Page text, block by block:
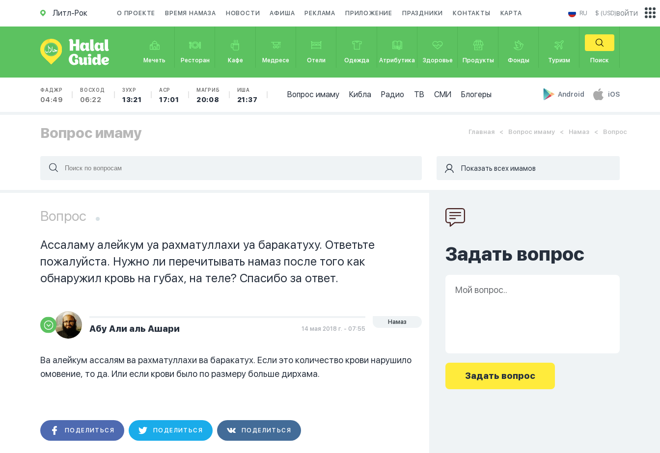
Литл-Рок О ПРОЕКТЕ ВРЕМЯ НАМАЗА НОВОСТИ АФИША РЕКЛАМА ПРИЛОЖЕНИЕ ПРАЗДНИКИ КОНТАКТЫ КАРТА RU $ (USD)
Мечеть Ресторан Кафе Медресе Отели Одежда Атрибутика Здоровье Продукты Фонды Туризм Поиск
ФАДЖР
04:49
ВОСХОД
06:22
ЗУХР
13:21
АСР
17:01
МАГРИБ
20:08
ИША
21:37
Вопрос имаму Кибла Радио ТВ СМИ Блогеры Android iOS
войти
Вопрос имаму Главная Вопрос имаму Намаз Вопрос
Показать всех имамов
Вопрос
Ассаламу алейкум уа рахматуллахи уа баракатуху. Ответьте
пожалуйста. Нужно ли перечитывать намаз после того как
обнаружил кровь на губах, на теле? Спасибо за ответ.
Абу Али аль Ашари 14 мая 2018 г. - 07:55
Намаз
Ва алейкум ассалям ва рахматуллахи ва баракатух. Если это количество крови нарушило
омовение, то да. Или если крови было по размеру больше дирхама.
ПОДЕЛИТЬСЯ ПОДЕЛИТЬСЯ ПОДЕЛИТЬСЯ
Задать вопрос